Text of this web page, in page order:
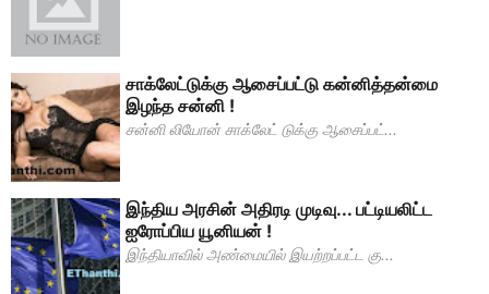
சாக்லேட்டுக்கு ஆசைப்பட்டு கன்னித்தன்மை
இழந்த சன்னி !
சன்னி லியோன் சாக்லேட் டுக்கு ஆசைப்பட்...
இந்திய அரசின் அதிரடி முடிவு... பட்டியலிட்ட
ஐரோப்பிய யூனியன் !
இந்தியாவில் அண்மையில் இயற்றப்பட்ட கு...